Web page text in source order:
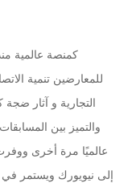
للمعارضين تنمية
التجارية و آثار